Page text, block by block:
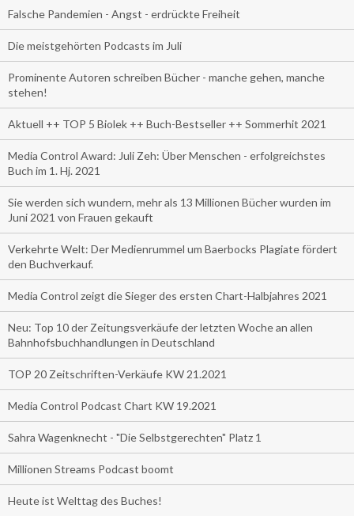
Falsche Pandemien - Angst - erdrückte Freiheit
Die meistgehörten Podcasts im Juli
Prominente Autoren schreiben Bücher - manche gehen, manche
stehen!
Aktuell ++ TOP 5 Biolek ++ Buch-Bestseller ++ Sommerhit 2021
Media Control Award: Juli Zeh: Über Menschen - erfolgreichstes
Buch im 1. Hj. 2021
Sie werden sich wundern, mehr als 13 Millionen Bücher wurden im
Juni 2021 von Frauen gekauft
Verkehrte Welt: Der Medienrummel um Baerbocks Plagiate fördert
den Buchverkauf.
Media Control zeigt die Sieger des ersten Chart-Halbjahres 2021
Neu: Top 10 der Zeitungsverkäufe der letzten Woche an allen
Bahnhofsbuchhandlungen in Deutschland
TOP 20 Zeitschriften-Verkäufe KW 21.2021
Media Control Podcast Chart KW 19.2021
Sahra Wagenknecht - "Die Selbstgerechten" Platz 1
Millionen Streams Podcast boomt
Heute ist Welttag des Buches!